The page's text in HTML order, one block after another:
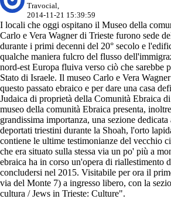
Travocial,
2014-11-21 15:39:59
I locali che oggi ospitano il Museo della
Carlo e Vera Wagner di Trieste furono sede
durante i primi decenni del 20° secolo e
qualche maniera fulcro del flusso
nord-est Europa fluiva verso ciò che sarebbe
Stato di Israele. Il museo Carlo e Vera
questo passato ebraico e per dare una casa
Judaica di proprietà della Comunità Ebraica
museo della comunità Ebraica presenta,
grandissima importanza, una sezione
deportati triestini durante la Shoah, l'orto
contiene le ultime testimonianze del vecchio
che era situato sulla stessa via un po' più a
ebraica ha in corso un'opera di riallestimento
concludersi nel 2015. Visitabile per ora il
via del Monte 7) a ingresso libero, con la
cultura / Jews in Trieste: Culture".